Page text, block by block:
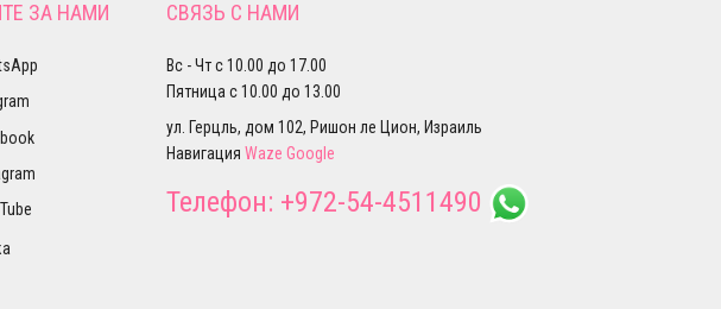
ЗА НАМИ СВЯЗЬ С НАМИ
Вс - Чт с 10.00 до 17.00
Пятница с 10.00 до 13.00
ул. Герцль, дом 102, Ришон ле Цион, Израиль
Навигация Waze Google
Телефон: +972-54-4511490